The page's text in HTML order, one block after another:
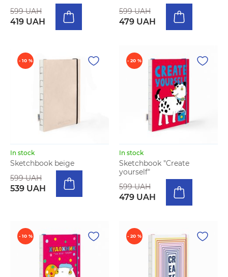
599 UAH
419 UAH
599 UAH
479 UAH
- 10 %
In stock
Sketchbook beige
599 UAH
539 UAH
- 20 %
In stock
Sketchbook "Create
yourself"
599 UAH
479 UAH
- 10 % - 20 %